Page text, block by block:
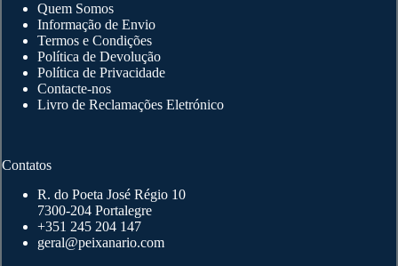
Quem Somos
Informação de Envio
Termos e Condições
Política de Devolução
Política de Privacidade
Contacte-nos
Livro de Reclamações Eletrónico
Contatos
R. do Poeta José Régio 10
7300-204 Portalegre
+351 245 204 147
geral@peixanario.com